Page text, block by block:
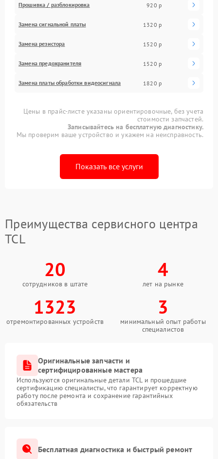
Прошивка / разблокировка 920 р
Замена сигнальной платы 1320 р
Замена резистора 1520 р
Замена предохранителя 1520 р
Замена платы обработки видеосигнала 1820 р
Цены в прайс-листе указаны ориентировочные, без учета
стоимости запчастей.
Записывайтесь на бесплатную диагностику.
Мы проверим ваше устройство и укажем на неисправность.
Показать все услуги
Преимущества сервисного центра
TCL
20
сотрудников в штате
4
лет на рынке
1323
отремонтированных устройств
3
минимальный опыт работы
специалистов
Оригинальные запчасти и
сертифицированные мастера
Используются оригинальные детали TCL и прошедшие
сертификацию специалисты, что гарантирует корректную
работу после ремонта и сохранение гарантийных
обязательств
Бесплатная диагностика и быстрый ремонт